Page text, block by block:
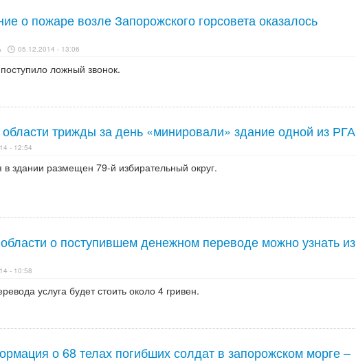
о пожаре возле Запорожского горсовета оказалось
05.12.2014 - 13:06
ложный звонок.
трижды за день «минировали» здание одной из РГА
- 12:54
здании размещен 79-й избирательный округ.
о поступившем денежном переводе можно узнать из
- 10:58
услуга будет стоить около 4 гривен.
о 68 телах погибших солдат в запорожском морге –